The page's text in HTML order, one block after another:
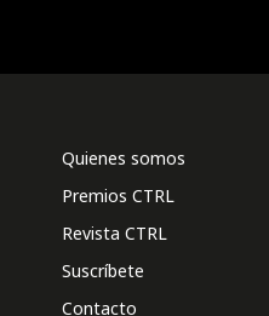
Quienes somos
Premios CTRL
Revista CTRL
Suscríbete
Contacto